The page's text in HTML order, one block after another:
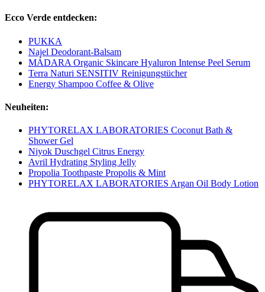
Ecco Verde entdecken:
PUKKA
Najel Deodorant-Balsam
MÁDARA Organic Skincare Hyaluron Intense Peel Serum
Terra Naturi SENSITIV Reinigungstücher
Energy Shampoo Coffee & Olive
Neuheiten:
PHYTORELAX LABORATORIES Coconut Bath &
Shower Gel
Niyok Duschgel Citrus Energy
Avril Hydrating Styling Jelly
Propolia Toothpaste Propolis & Mint
PHYTORELAX LABORATORIES Argan Oil Body Lotion